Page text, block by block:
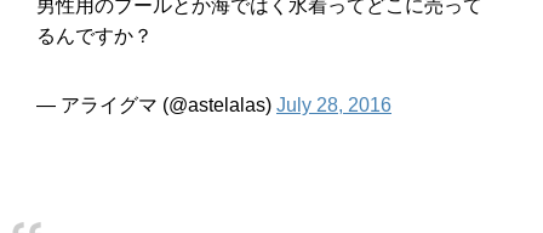
男性用のプールとか海ではく水着ってどこに売って
るんですか？
— アライグマ (@astelalas) July 28, 2016